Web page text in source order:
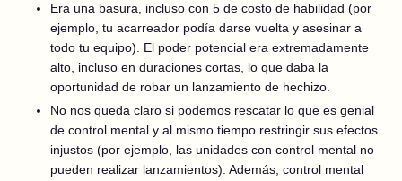
Era una basura, incluso con 5 de costo de habilidad (por
ejemplo, tu acarreador podía darse vuelta y asesinar a
todo tu equipo). El poder potencial era extremadamente
alto, incluso en duraciones cortas, lo que daba la
oportunidad de robar un lanzamiento de hechizo.
No nos queda claro si podemos rescatar lo que es genial
de control mental y al mismo tiempo restringir sus efectos
injustos (por ejemplo, las unidades con control mental no
pueden realizar lanzamientos). Además, control mental